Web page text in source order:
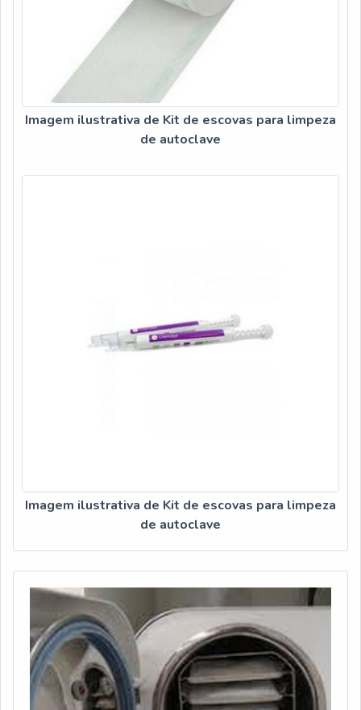
Imagem ilustrativa de Kit de escovas para limpeza
de autoclave
Imagem ilustrativa de Kit de escovas para limpeza
de autoclave